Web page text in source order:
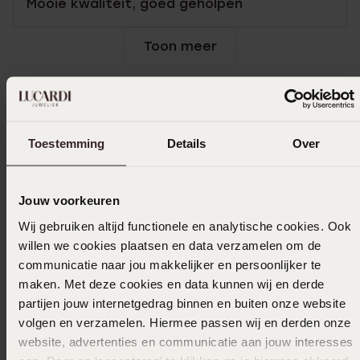
Toestemming Details Over
Jouw voorkeuren
Wij gebruiken altijd functionele en analytische cookies. Ook
willen we cookies plaatsen en data verzamelen om de
communicatie naar jou makkelijker en persoonlijker te
maken. Met deze cookies en data kunnen wij en derde
partijen jouw internetgedrag binnen en buiten onze website
volgen en verzamelen. Hiermee passen wij en derden onze
website, advertenties en communicatie aan jouw interesses
Mooie kwaliteit, goed geholpen
Toon meer
Ook leuk voor jou